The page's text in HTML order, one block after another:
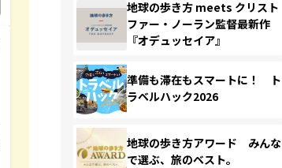
地球の歩き方 meets クリスト
ファー・ノーラン監督最新作
『オデュッセイア』
準備も滞在もスマートに！ ト
ラベルハック2026
地球の歩き方アワード みんな
で選ぶ、旅のベスト。